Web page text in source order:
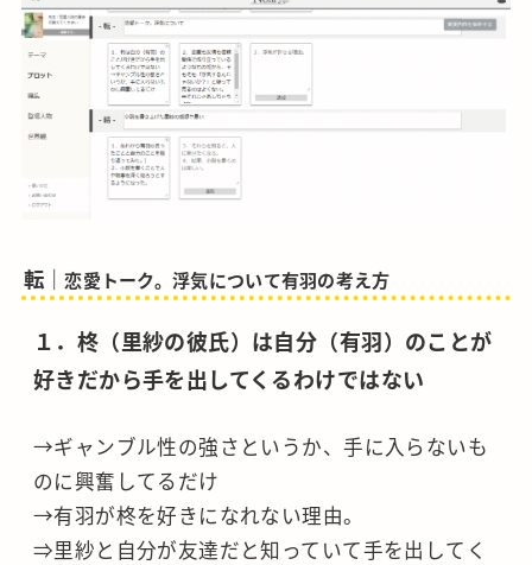
転｜恋愛トーク。浮気について有羽の考え方
１．柊（里紗の彼氏）は自分（有羽）のことが
好きだから手を出してくるわけではない
→ギャンブル性の強さというか、手に入らないも
のに興奮してるだけ
→有羽が柊を好きになれない理由。
⇒里紗と自分が友達だと知っていて手を出してく